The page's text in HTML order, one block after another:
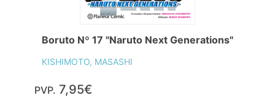
Boruto Nº 17 "Naruto Next Generations"
KISHIMOTO, MASASHI
PVP. 7,95€